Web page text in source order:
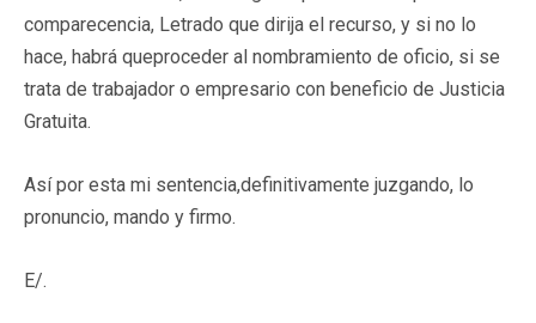
comparecencia, Letrado que dirija el recurso, y si no lo
hace, habrá queproceder al nombramiento de oficio, si se
trata de trabajador o empresario con beneficio de Justicia
Gratuita.
Así por esta mi sentencia,definitivamente juzgando, lo
pronuncio, mando y firmo.
E/.